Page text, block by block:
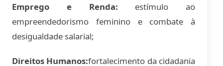
Emprego e Renda: estímulo ao
empreendedorismo feminino e combate à
desigualdade salarial;
Direitos Humanos:fortalecimento da cidadania